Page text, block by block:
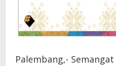
Palembang,-